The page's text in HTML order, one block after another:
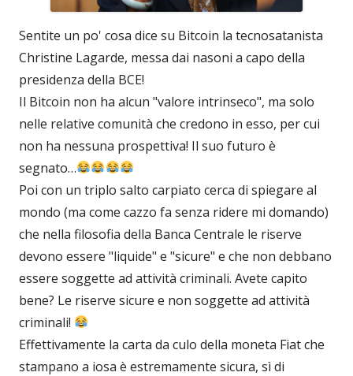
Sentite un po' cosa dice su Bitcoin la tecnosatanista
Christine Lagarde, messa dai nasoni a capo della
presidenza della BCE!
Il Bitcoin non ha alcun "valore intrinseco", ma solo
nelle relative comunità che credono in esso, per cui
non ha nessuna prospettiva! Il suo futuro è
segnato…
Poi con un triplo salto carpiato cerca di spiegare al
mondo (ma come cazzo fa senza ridere mi domando)
che nella filosofia della Banca Centrale le riserve
devono essere "liquide" e "sicure" e che non debbano
essere soggette ad attività criminali. Avete capito
bene? Le riserve sicure e non soggette ad attività
criminali!
Effettivamente la carta da culo della moneta Fiat che
stampano a iosa è estremamente sicura, sì di